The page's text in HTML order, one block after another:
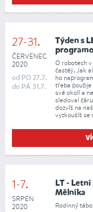
27-31.
ČERVENEC
2020
od PO 27.7.
do PÁ 31.7.
Týden s
O robotech
častěji. Jak
ho
třeba
své okolí a
sledoval
dozvíš na
vyzkoušíš
1-7.
SRPEN
2020
LT -
Mělníka
Rodinný